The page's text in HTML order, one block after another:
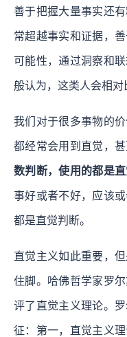
善于把握大量事实还
常超越事实和证据，
可能性，通过洞察和
般认为，这类人会相对
我们对于很多事物的
都经常会用到直觉，甚
数判断，使用的都是
事好或者不好，应该
都是直觉判断。
直觉主义如此重要，
住脚。哈佛哲学家罗
评了直觉主义理论。
征：第一，直觉主义